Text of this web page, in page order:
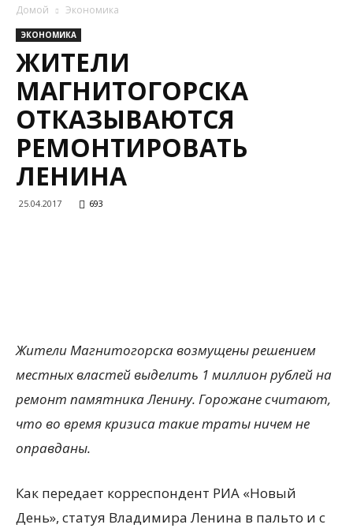
Домой Экономика
ЭКОНОМИКА
ЖИТЕЛИ
МАГНИТОГОРСКА
ОТКАЗЫВАЮТСЯ
РЕМОНТИРОВАТЬ
ЛЕНИНА
25.04.2017 693
Жители Магнитогорска возмущены решением
местных властей выделить 1 миллион рублей на
ремонт памятника Ленину. Горожане считают,
что во время кризиса такие траты ничем не
оправданы.
Как передает корреспондент РИА «Новый
День», статуя Владимира Ленина в пальто и с